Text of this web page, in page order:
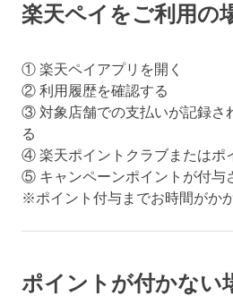
楽天ペイをご利用の
① 楽天ペイアプリを開く
② 利用履歴を確認する
③ 対象店舗での支払いが記録さ
る
④ 楽天ポイントクラブまたはポ
⑤ キャンペーンポイントが付与
※ポイント付与までお時間がか
ポイントが付かない